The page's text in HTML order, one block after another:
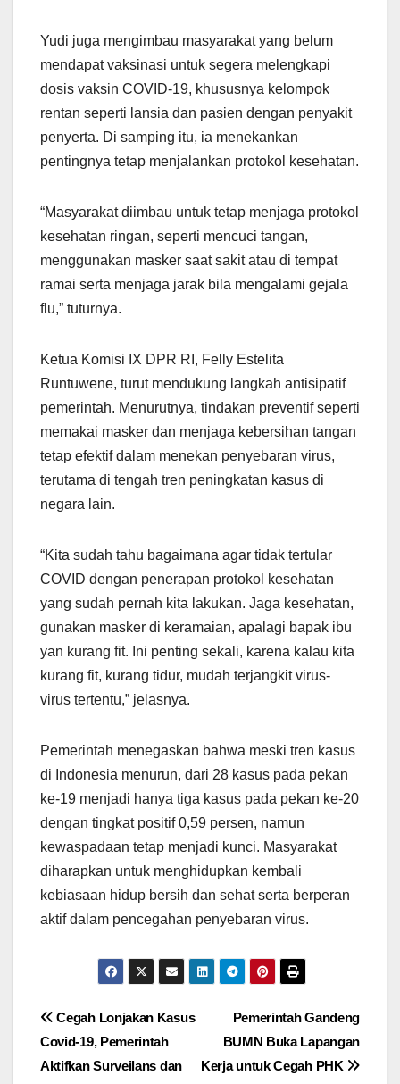
Yudi juga mengimbau masyarakat yang belum
mendapat vaksinasi untuk segera melengkapi
dosis vaksin COVID-19, khususnya kelompok
rentan seperti lansia dan pasien dengan penyakit
penyerta. Di samping itu, ia menekankan
pentingnya tetap menjalankan protokol kesehatan.
“Masyarakat diimbau untuk tetap menjaga protokol
kesehatan ringan, seperti mencuci tangan,
menggunakan masker saat sakit atau di tempat
ramai serta menjaga jarak bila mengalami gejala
flu,” tuturnya.
Ketua Komisi IX DPR RI, Felly Estelita
Runtuwene, turut mendukung langkah antisipatif
pemerintah. Menurutnya, tindakan preventif seperti
memakai masker dan menjaga kebersihan tangan
tetap efektif dalam menekan penyebaran virus,
terutama di tengah tren peningkatan kasus di
negara lain.
“Kita sudah tahu bagaimana agar tidak tertular
COVID dengan penerapan protokol kesehatan
yang sudah pernah kita lakukan. Jaga kesehatan,
gunakan masker di keramaian, apalagi bapak ibu
yan kurang fit. Ini penting sekali, karena kalau kita
kurang fit, kurang tidur, mudah terjangkit virus-
virus tertentu,” jelasnya.
Pemerintah menegaskan bahwa meski tren kasus
di Indonesia menurun, dari 28 kasus pada pekan
ke-19 menjadi hanya tiga kasus pada pekan ke-20
dengan tingkat positif 0,59 persen, namun
kewaspadaan tetap menjadi kunci. Masyarakat
diharapkan untuk menghidupkan kembali
kebiasaan hidup bersih dan sehat serta berperan
aktif dalam pencegahan penyebaran virus.
Post
navigation
Pemerintah Gandeng
BUMN Buka Lapangan
Kerja untuk Cegah PHK
Cegah Lonjakan Kasus
Covid-19, Pemerintah
Aktifkan Surveilans dan